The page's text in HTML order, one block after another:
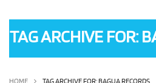
OLHA ISSO!
TAG ARCHIVE FOR: